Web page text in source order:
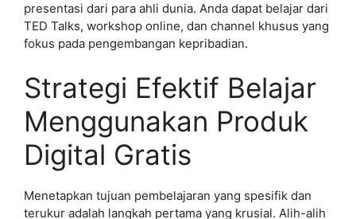
presentasi dari para ahli dunia. Anda dapat belajar dari
TED Talks, workshop online, dan channel khusus yang
fokus pada pengembangan kepribadian.
Strategi Efektif Belajar
Menggunakan Produk
Digital Gratis
Menetapkan tujuan pembelajaran yang spesifik dan
terukur adalah langkah pertama yang krusial. Alih-alih